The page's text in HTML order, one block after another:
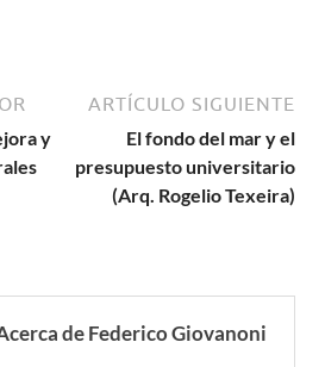
y
ARTÍCULO SIGUIENTE
El fondo del mar y el
presupuesto universitario
(Arq. Rogelio Texeira)
de Federico Giovanoni